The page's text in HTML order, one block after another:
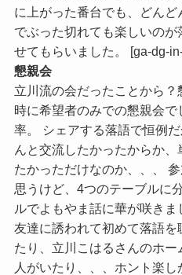
に上がった番台でも、どん
でぶった切れても楽しいの
せてもらいました。 [ga-dg-
懇親会
立川流の会だったことから
時に希望者のみでの懇親会
率。 シェアする落語で恒例
んと交流したかったからか
たかっただけなのか、、、
思うけど、4つのテーブルに
ルでよもやま話に華が咲きま
友達に誘われて初めて落語
たり、立川こはるさんのホ
人がいたり、、、ホント楽